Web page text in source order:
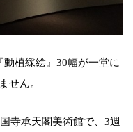
植綵絵』30幅が一堂に
せん。
寺承天閣美術館で、3週